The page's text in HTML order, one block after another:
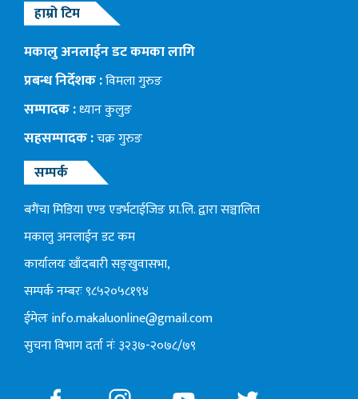
हाम्रो टिम
मकालु अनलाईन डट कमका लागि
प्रबन्ध निर्देशक :विमला गुरुङ
सम्पादक :ध्यान कुलुङ
सहसम्पादक :चक्र गुरुङ
सम्पर्क
बगैंचा मिडिया एण्ड एडर्भटाईजिङ प्रा.लि. द्वारा सञ्चालित
मकालु अनलाईन डट कम
कार्यालयः खाँदबारी सङ्खुवासभा,
सम्पर्क नम्बरः ९८५२०५८१९४
ईमेलःinfo.makaluonline@gmail.com
सुचना विभाग दर्ता नंः ३२३७-२०७८/७९